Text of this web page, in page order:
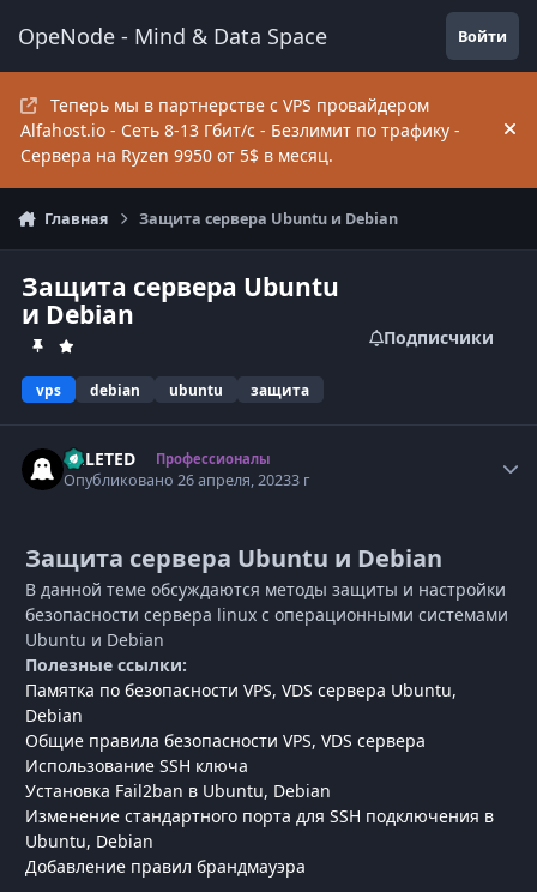
OpeNode - Mind & Data Space Войти
Теперь мы в партнерстве с VPS провайдером
Alfahost.io - Сеть 8-13 Гбит/c - Безлимит по трафику -
Сервера на Ryzen 9950 от 5$ в месяц.
Главная Защита сервера Ubuntu и Debian
Защита сервера Ubuntu
и Debian
vps debian ubuntu защита
Подписчики
DELETED Профессионалы
Опубликовано26 апреля, 20233 г
Защита сервера Ubuntu и Debian
В данной теме обсуждаются методы защиты и настройки
безопасности сервера linux с операционными системами
Ubuntu и Debian
Полезные ссылки:
Памятка по безопасности VPS, VDS сервера Ubuntu,
Debian
Общие правила безопасности VPS, VDS сервера
Использование SSH ключа
Установка Fail2ban в Ubuntu, Debian
Изменение стандартного порта для SSH подключения в
Ubuntu, Debian
Добавление правил брандмауэра